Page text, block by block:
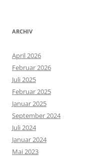
ARCHIV
April 2026
Februar 2026
Juli 2025
Februar 2025
Januar 2025
September 2024
Juli 2024
Januar 2024
Mai 2023